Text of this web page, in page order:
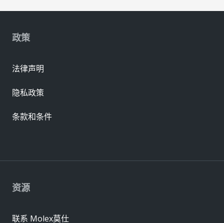
资源
联系 Molex莫仕
政策
法律声明
隐私政策
条款和条件